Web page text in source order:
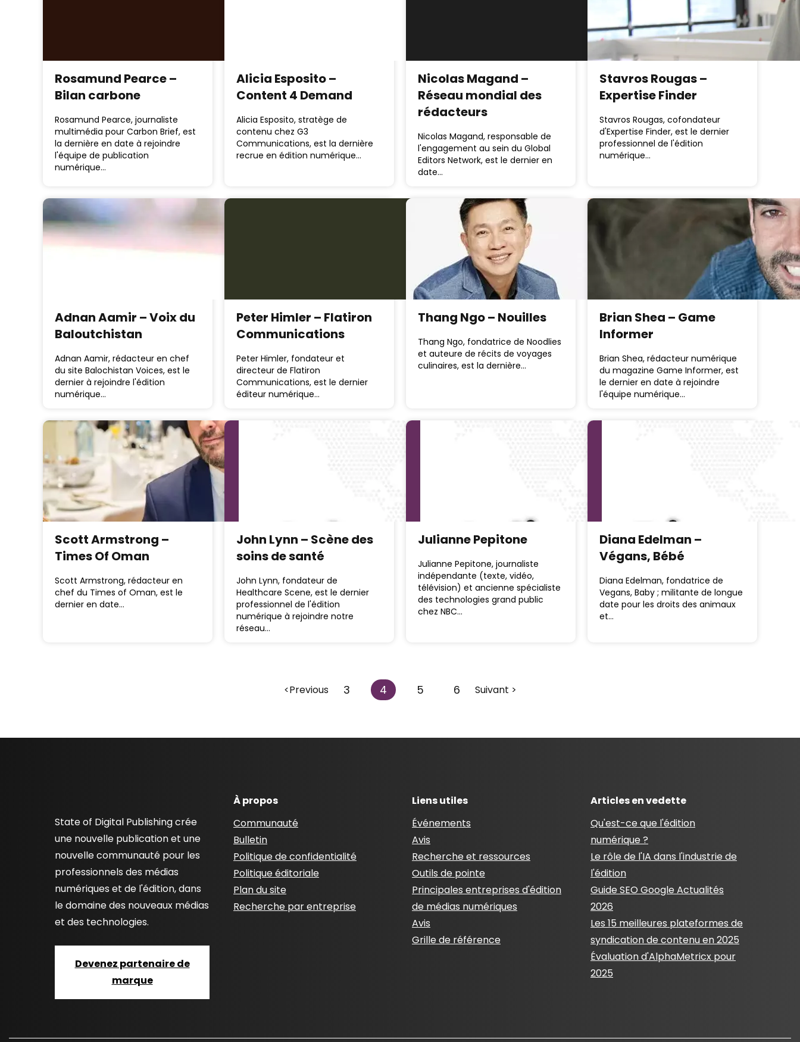
Rosamund Pearce –
Bilan carbone
Rosamund Pearce, journaliste
multimédia pour Carbon Brief, est
la dernière en date à rejoindre
l'équipe de publication
numérique…
Alicia Esposito –
Content 4 Demand
Alicia Esposito, stratège de
contenu chez G3
Communications, est la dernière
recrue en édition numérique…
Nicolas Magand –
Réseau mondial des
rédacteurs
Nicolas Magand, responsable de
l'engagement au sein du Global
Editors Network, est le dernier en
date…
Stavros Rougas –
Expertise Finder
Stavros Rougas, cofondateur
d'Expertise Finder, est le dernier
professionnel de l'édition
numérique…
Adnan Aamir – Voix du
Baloutchistan
Adnan Aamir, rédacteur en chef
du site Balochistan Voices, est le
dernier à rejoindre l'édition
numérique…
Peter Himler – Flatiron
Communications
Peter Himler, fondateur et
directeur de Flatiron
Communications, est le dernier
éditeur numérique…
Thang Ngo – Nouilles
Thang Ngo, fondatrice de Noodlies
et auteure de récits de voyages
culinaires, est la dernière…
Brian Shea – Game
Informer
Brian Shea, rédacteur numérique
du magazine Game Informer, est
le dernier en date à rejoindre
l'équipe numérique…
Scott Armstrong –
Times Of Oman
Scott Armstrong, rédacteur en
chef du Times of Oman, est le
dernier en date…
John Lynn – Scène des
soins de santé
John Lynn, fondateur de
Healthcare Scene, est le dernier
professionnel de l'édition
numérique à rejoindre notre
réseau…
Julianne Pepitone
Julianne Pepitone, journaliste
indépendante (texte, vidéo,
télévision) et ancienne spécialiste
des technologies grand public
chez NBC…
Diana Edelman –
Végans, Bébé
Diana Edelman, fondatrice de
Vegans, Baby ; militante de longue
date pour les droits des animaux
et…
<Previous 3 4 5 6 Suivant >
State of Digital Publishing crée
une nouvelle publication et une
nouvelle communauté pour les
professionnels des médias
numériques et de l'édition, dans
le domaine des nouveaux médias
et des technologies.
Devenez partenaire de
marque
À propos
Communauté
Bulletin
Politique de confidentialité
Politique éditoriale
Plan du site
Recherche par entreprise
Liens utiles
Événements
Avis
Recherche et ressources
Outils de pointe
Principales entreprises d'édition
de médias numériques
Avis
Grille de référence
Articles en vedette
Qu'est-ce que l'édition
numérique ?
Le rôle de l'IA dans l'industrie de
l'édition
Guide SEO Google Actualités
2026
Les 15 meilleures plateformes de
syndication de contenu en 2025
Évaluation d'AlphaMetricx pour
2025